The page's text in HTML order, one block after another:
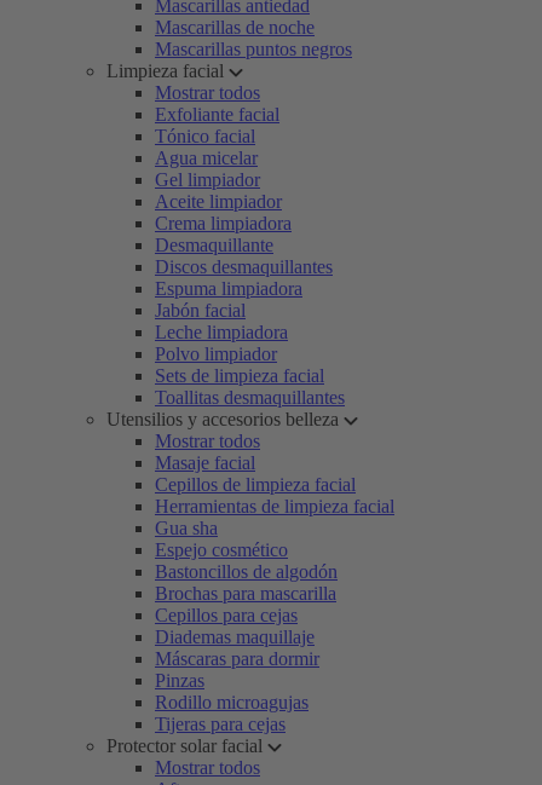
Mascarillas antiedad
Mascarillas de noche
Mascarillas puntos negros
Limpieza facial
Mostrar todos
Exfoliante facial
Tónico facial
Agua micelar
Gel limpiador
Aceite limpiador
Crema limpiadora
Desmaquillante
Discos desmaquillantes
Espuma limpiadora
Jabón facial
Leche limpiadora
Polvo limpiador
Sets de limpieza facial
Toallitas desmaquillantes
Utensilios y accesorios belleza
Mostrar todos
Masaje facial
Cepillos de limpieza facial
Herramientas de limpieza facial
Gua sha
Espejo cosmético
Bastoncillos de algodón
Brochas para mascarilla
Cepillos para cejas
Diademas maquillaje
Máscaras para dormir
Pinzas
Rodillo microagujas
Tijeras para cejas
Protector solar facial
Mostrar todos